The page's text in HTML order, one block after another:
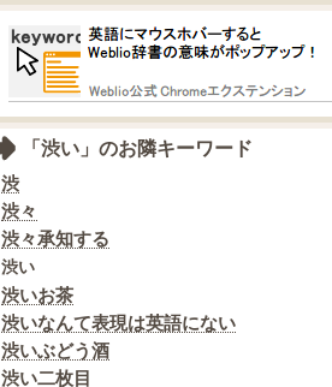
「渋い」のお隣キーワード
渋
渋々
渋々承知する
渋い
渋いお茶
渋いなんて表現は英語にない
渋いぶどう酒
渋い二枚目